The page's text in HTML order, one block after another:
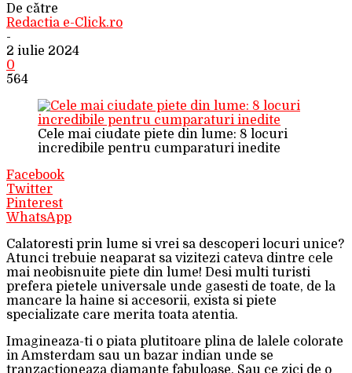
De către
Redactia e-Click.ro
-
2 iulie 2024
0
564
Cele mai ciudate piete din lume: 8 locuri
incredibile pentru cumparaturi inedite
Facebook
Twitter
Pinterest
WhatsApp
Calatoresti prin lume si vrei sa descoperi locuri unice?
Atunci trebuie neaparat sa vizitezi cateva dintre cele
mai neobisnuite piete din lume! Desi multi turisti
prefera pietele universale unde gasesti de toate, de la
mancare la haine si accesorii, exista si piete
specializate care merita toata atentia.
Imagineaza-ti o piata plutitoare plina de lalele colorate
in Amsterdam sau un bazar indian unde se
tranzactioneaza diamante fabuloase. Sau ce zici de o